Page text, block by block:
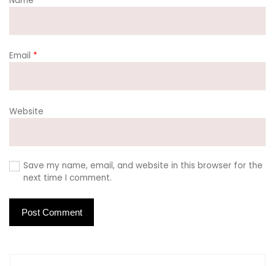
Email *
Website
Save my name, email, and website in this browser for the
next time I comment.